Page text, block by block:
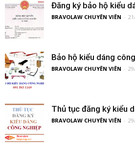
Đăng ký bảo hộ kiểu
BRAVOLAW CHUYÊN VIÊN -
Bảo hộ kiểu dáng
BRAVOLAW CHUYÊN VIÊN -
Thủ tục đăng ký kiểu
BRAVOLAW CHUYÊN VIÊN -